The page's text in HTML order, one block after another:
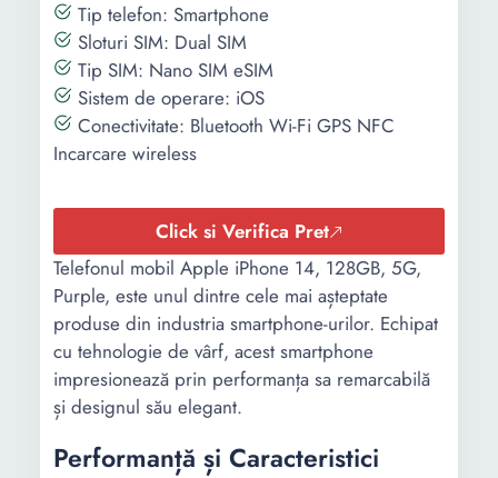
Tip telefon: Smartphone
Sloturi SIM: Dual SIM
Tip SIM: Nano SIM eSIM
Sistem de operare: iOS
Conectivitate: Bluetooth Wi-Fi GPS NFC
Incarcare wireless
Click si Verifica Pret
Telefonul mobil Apple iPhone 14, 128GB, 5G,
Purple, este unul dintre cele mai așteptate
produse din industria smartphone-urilor. Echipat
cu tehnologie de vârf, acest smartphone
impresionează prin performanța sa remarcabilă
și designul său elegant.
Performanță și Caracteristici